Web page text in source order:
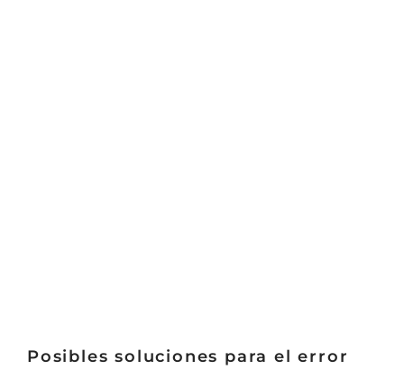
Posibles soluciones para el error